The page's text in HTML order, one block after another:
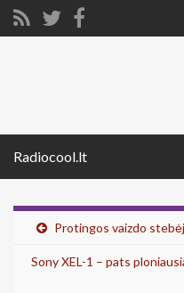
Radiocool.lt
Protingos vaizdo
Sony XEL-1 – pats